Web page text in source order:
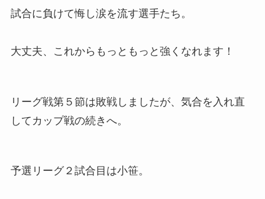
試合に負けて悔し涙を流す選手たち。
大丈夫、これからもっともっと強くなれます！
リーグ戦第５節は敗戦しましたが、気合を入れ直
してカップ戦の続きへ。
予選リーグ２試合目は小笹。